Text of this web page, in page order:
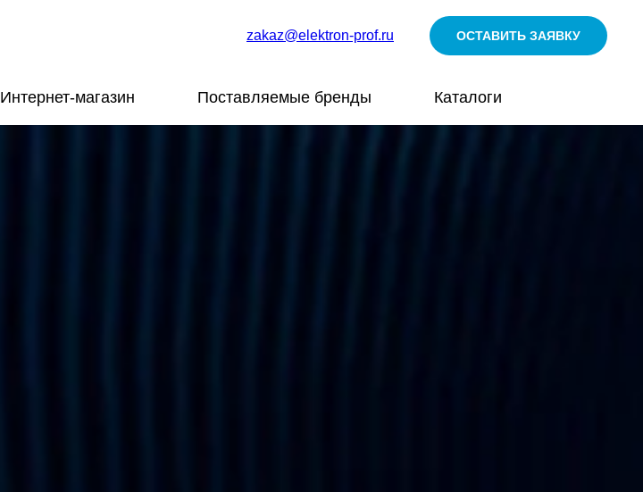
zakaz@elektron-prof.ru ОСТАВИТЬ ЗАЯВКУ
Интернет-магазин Поставляемые бренды Каталоги